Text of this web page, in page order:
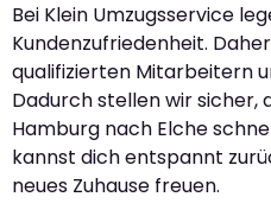
Bei Klein Umzugsservice
Kundenzufriedenheit.
qualifizierten Mitarbeitern
Dadurch stellen wir sicher,
Hamburg nach Elche
kannst dich entspannt
neues Zuhause freuen.